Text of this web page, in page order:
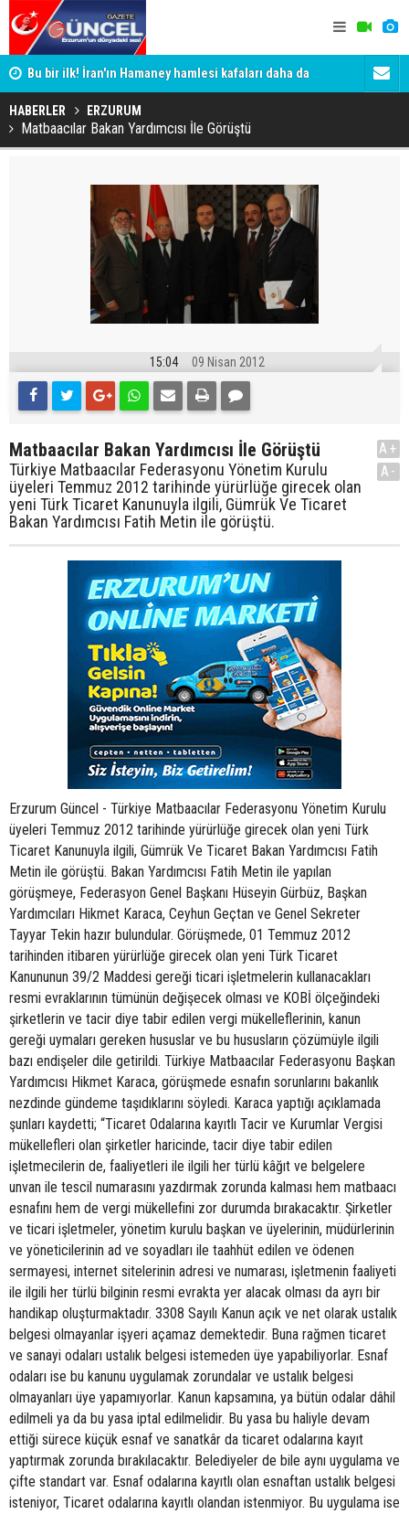
Bu bir ilk! İran'ın Hamaney hamlesi kafaları daha da
karıştırdı
HABERLER ERZURUM
Matbaacılar Bakan Yardımcısı İle Görüştü
15:04 09 Nisan 2012
Matbaacılar Bakan Yardımcısı İle Görüştü
Türkiye Matbaacılar Federasyonu Yönetim Kurulu
üyeleri Temmuz 2012 tarihinde yürürlüğe girecek olan
yeni Türk Ticaret Kanunuyla ilgili, Gümrük Ve Ticaret
Bakan Yardımcısı Fatih Metin ile görüştü.
A+
A-
Erzurum Güncel - Türkiye Matbaacılar Federasyonu Yönetim Kurulu
üyeleri Temmuz 2012 tarihinde yürürlüğe girecek olan yeni Türk
Ticaret Kanunuyla ilgili, Gümrük Ve Ticaret Bakan Yardımcısı Fatih
Metin ile görüştü. Bakan Yardımcısı Fatih Metin ile yapılan
görüşmeye, Federasyon Genel Başkanı Hüseyin Gürbüz, Başkan
Yardımcıları Hikmet Karaca, Ceyhun Geçtan ve Genel Sekreter
Tayyar Tekin hazır bulundular. Görüşmede, 01 Temmuz 2012
tarihinden itibaren yürürlüğe girecek olan yeni Türk Ticaret
Kanununun 39/2 Maddesi gereği ticari işletmelerin kullanacakları
resmi evraklarının tümünün değişecek olması ve KOBİ ölçeğindeki
şirketlerin ve tacir diye tabir edilen vergi mükelleflerinin, kanun
gereği uymaları gereken hususlar ve bu hususların çözümüyle ilgili
bazı endişeler dile getirildi. Türkiye Matbaacılar Federasyonu Başkan
Yardımcısı Hikmet Karaca, görüşmede esnafın sorunlarını bakanlık
nezdinde gündeme taşıdıklarını söyledi. Karaca yaptığı açıklamada
şunları kaydetti; “Ticaret Odalarına kayıtlı Tacir ve Kurumlar Vergisi
mükellefleri olan şirketler haricinde, tacir diye tabir edilen
işletmecilerin de, faaliyetleri ile ilgili her türlü kâğıt ve belgelere
unvan ile tescil numarasını yazdırmak zorunda kalması hem matbaacı
esnafını hem de vergi mükellefini zor durumda bırakacaktır. Şirketler
ve ticari işletmeler, yönetim kurulu başkan ve üyelerinin, müdürlerinin
ve yöneticilerinin ad ve soyadları ile taahhüt edilen ve ödenen
sermayesi, internet sitelerinin adresi ve numarası, işletmenin faaliyeti
ile ilgili her türlü bilginin resmi evrakta yer alacak olması da ayrı bir
handikap oluşturmaktadır. 3308 Sayılı Kanun açık ve net olarak ustalık
belgesi olmayanlar işyeri açamaz demektedir. Buna rağmen ticaret
ve sanayi odaları ustalık belgesi istemeden üye yapabiliyorlar. Esnaf
odaları ise bu kanunu uygulamak zorundalar ve ustalık belgesi
olmayanları üye yapamıyorlar. Kanun kapsamına, ya bütün odalar dâhil
edilmeli ya da bu yasa iptal edilmelidir. Bu yasa bu haliyle devam
ettiği sürece küçük esnaf ve sanatkâr da ticaret odalarına kayıt
yaptırmak zorunda bırakılacaktır. Belediyeler de bile aynı uygulama ve
çifte standart var. Esnaf odalarına kayıtlı olan esnaftan ustalık belgesi
isteniyor, Ticaret odalarına kayıtlı olandan istenmiyor. Bu uygulama ise